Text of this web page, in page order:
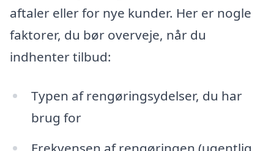
aftaler eller for nye kunder. Her er nogle
faktorer, du bør overveje, når du
indhenter tilbud:
Typen af rengøringsydelser, du har
brug for